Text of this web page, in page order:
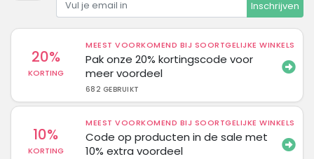
Inschrijven
20%
KORTING
MEEST VOORKOMEND BIJ SOORTGELIJKE WINKELS
Pak onze 20% kortingscode voor
meer voordeel
682 GEBRUIKT
10%
KORTING
MEEST VOORKOMEND BIJ SOORTGELIJKE WINKELS
Code op producten in de sale met
10% extra voordeel